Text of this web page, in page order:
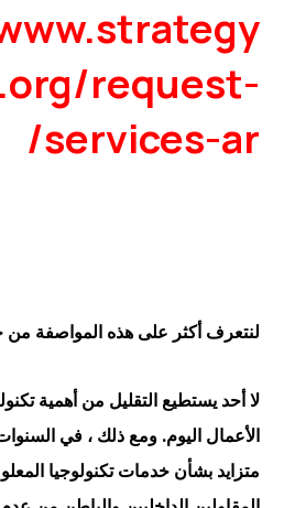
request-
services-ar/
لنتعرف أكثر على هذه المواصفة من
لا أحد يستطيع التقليل من أهمية
الأعمال اليوم. ومع ذلك ، في
متزايد بشأن خدمات تكنولوجيا